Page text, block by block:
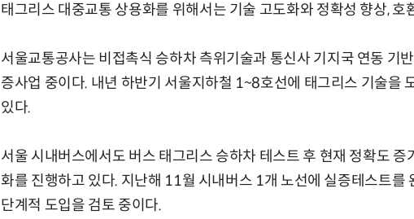
태그리스 대중교통 상용화를 위해서는 기술 고도화와 정확성 향상, 호
서울교통공사는 비접촉식 승하차 측위기술과 통신사 기지국 연동 기
증사업 중이다. 내년 하반기 서울지하철 1~8호선에 태그리스 기술을
있다.
서울 시내버스에서도 버스 태그리스 승하차 테스트 후 현재 정확도
화를 진행하고 있다. 지난해 11월 시내버스 1개 노선에 실증테스트를
단계적 도입을 검토 중이다.